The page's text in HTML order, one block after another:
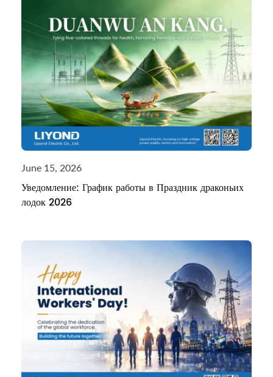
June 15, 2026
Уведомление: График работы в Праздник драконьих
лодок 2026